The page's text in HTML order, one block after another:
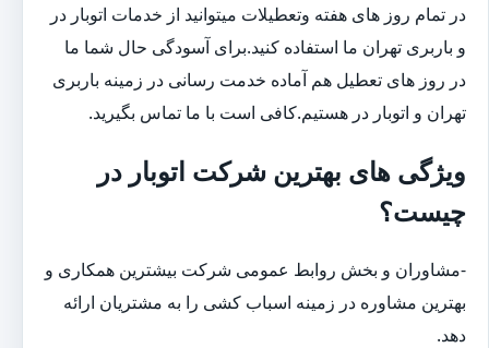
در تمام روز های هفته وتعطیلات میتوانید از خدمات اتوبار در
و باربری تهران ما استفاده کنید.برای آسودگی حال شما ما
در روز های تعطیل هم آماده خدمت رسانی در زمینه باربری
تهران و اتوبار در هستیم.کافی است با ما تماس بگیرید.
ویژگی های بهترین شرکت اتوبار در
چیست؟
-مشاوران و بخش روابط عمومی شرکت بیشترین همکاری و
بهترین مشاوره در زمینه اسباب کشی را به مشتریان ارائه
دهد.